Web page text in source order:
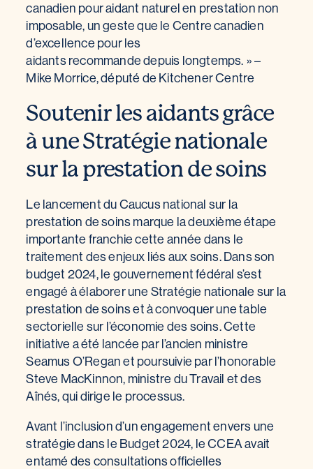
canadien pour aidant naturel en prestation non
imposable, un geste que le Centre canadien
d’excellence pour les
aidants recommande depuis longtemps. » –
Mike Morrice, député de Kitchener Centre
Soutenir les aidants grâce
à une Stratégie nationale
sur la prestation de soins
Le lancement du Caucus national sur la
prestation de soins marque la deuxième étape
importante franchie cette année dans le
traitement des enjeux liés aux soins. Dans son
budget 2024, le gouvernement fédéral s’est
engagé à élaborer une Stratégie nationale sur la
prestation de soins et à convoquer une table
sectorielle sur l’économie des soins. Cette
initiative a été lancée par l’ancien ministre
Seamus O’Regan et poursuivie par l’honorable
Steve MacKinnon, ministre du Travail et des
Aînés, qui dirige le processus.
Avant l’inclusion d’un engagement envers une
stratégie dans le Budget 2024, le CCEA avait
entamé des consultations officielles